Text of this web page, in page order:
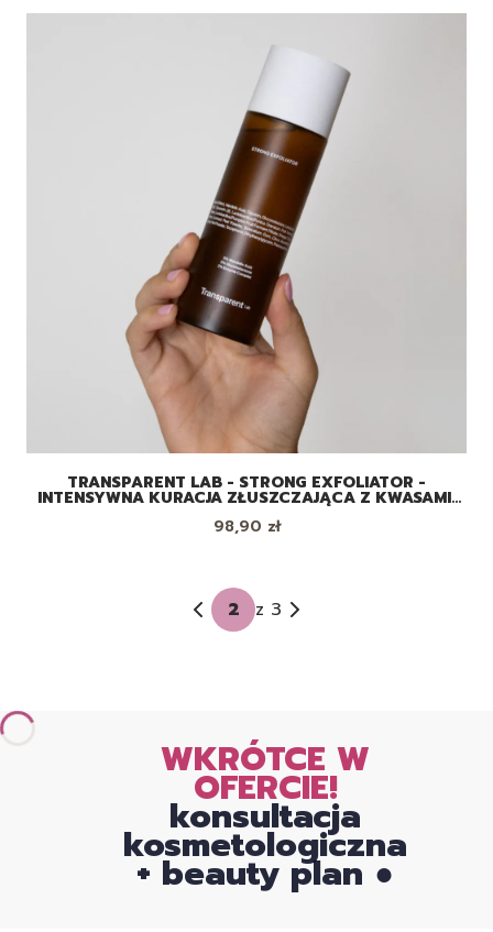
TRANSPARENT LAB - STRONG EXFOLIATOR -
INTENSYWNA KURACJA ZŁUSZCZAJĄCA Z KWASAMI,
Cena
98,90 zł
z 3
WKRÓTCE W
OFERCIE!
konsultacja
kosmetologiczna
+ beauty plan ●